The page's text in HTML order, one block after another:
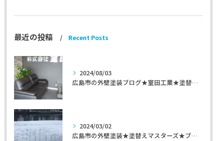
最近の投稿 Recent Posts
2024/08/03
広島市の外壁塗装ブログ★室田工業★塗替えマスターズ★外壁リフォーム
2024/03/02
広島市の外壁塗装★塗替えマスターズ★ブログ「初めて家を手入れするのに」